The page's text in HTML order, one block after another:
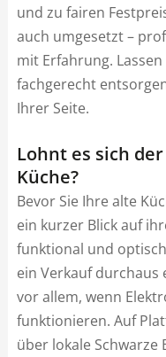
und zu fairen
auch umgesetzt –
mit Erfahrung.
fachgerecht
Ihrer Seite.
Lohnt es sich
Küche?
Bevor Sie Ihre alte
ein kurzer Blick auf
funktional und
ein Verkauf durchaus
vor allem, wenn
funktionieren. Auf
über lokale